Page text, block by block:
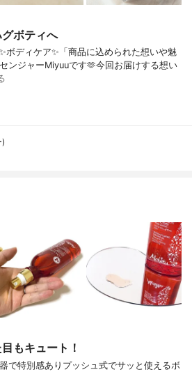
ボティへ
ボディケア✨「商品に込められた想いや魅
ンジャーMiyuuです🫶今回お届けする想い
もキュート！
で特別感ありプッシュ式でサッと使えるボ